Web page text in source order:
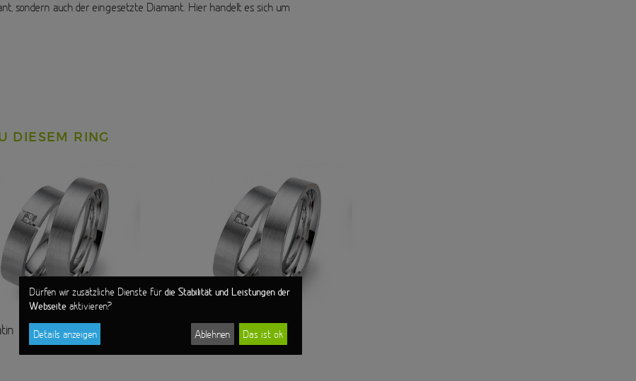
sondern auch der eingesetzte Diamant. Hier handelt es sich um
DIESEM RING
950 Platin
Dürfen wir zusätzliche Dienste für die Stabilität und Leistungen der
Webseite aktivieren?
Details anzeigen Ablehnen Das ist ok